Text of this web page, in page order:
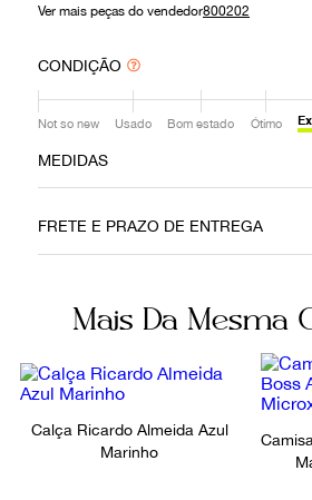
Ver mais peças do vendedor800202
CONDIÇÃO
Not so new Usado Bom estado Ótimo
MEDIDAS
73 cm 50 cm
FRETE E PRAZO DE ENTREGA
Mais Da Mesma
Calça Ricardo Almeida Azul
Marinho